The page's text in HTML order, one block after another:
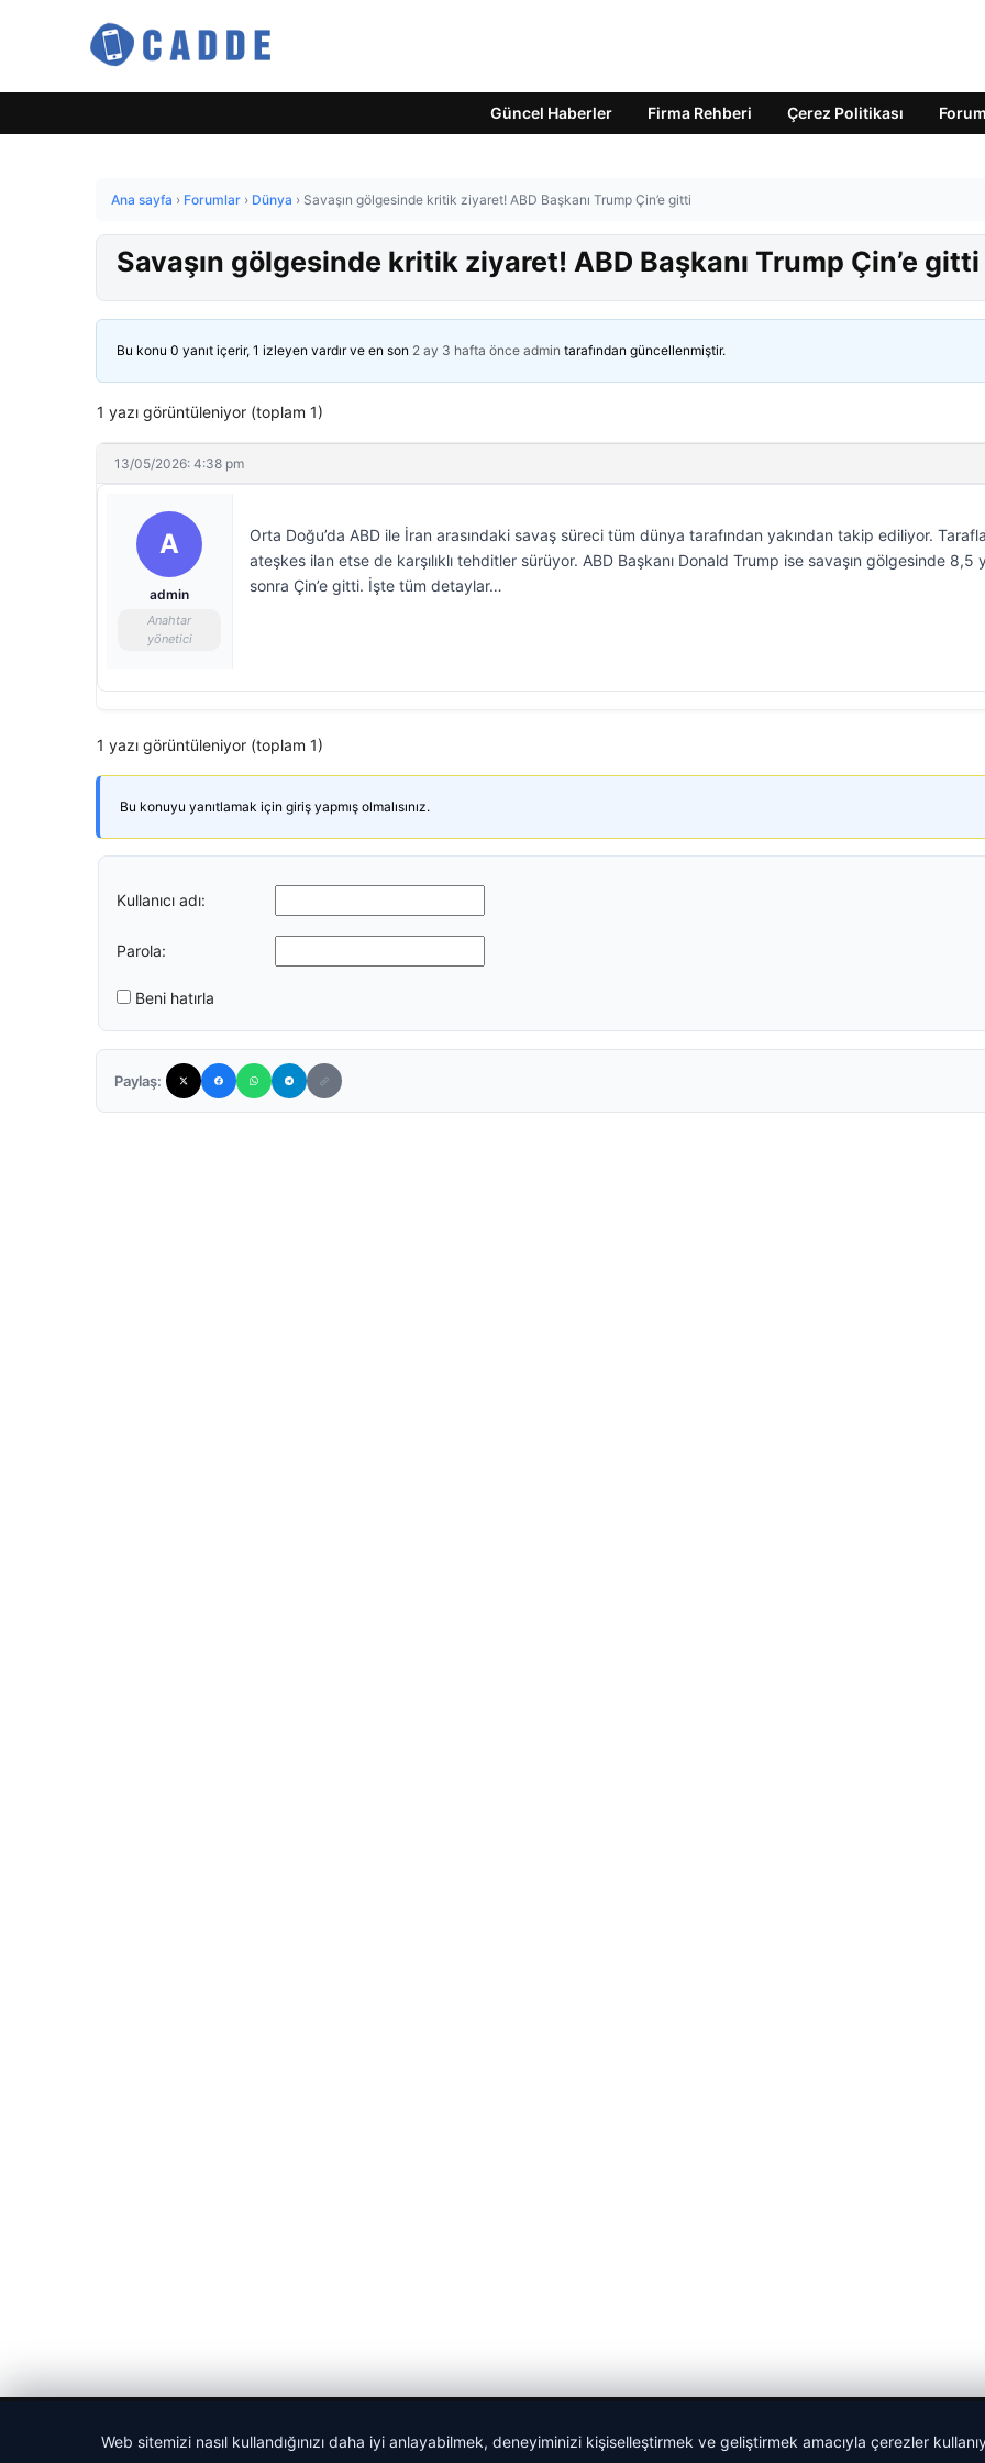
Güncel Haberler Firma Rehberi Çerez Politikası Forum
Ana sayfa › Forumlar › Dünya › Savaşın gölgesinde kritik ziyaret! ABD Başkanı Trump Çin’e gitti
Savaşın gölgesinde kritik ziyaret! ABD Başkanı Trump Çin’e gitti
Bu konu 0 yanıt içerir, 1 izleyen vardır ve en son 2 ay 3 hafta önce admin tarafından güncellenmiştir.
1 yazı görüntüleniyor (toplam 1)
13/05/2026: 4:38 pm
A
admin
Anahtar
yönetici
Orta Doğu’da ABD ile İran arasındaki savaş süreci tüm dünya tarafından yakından takip ediliyor.
ateşkes ilan etse de karşılıklı tehditler sürüyor. ABD Başkanı Donald Trump ise savaşın gölgesinde 8,5
sonra Çin’e gitti. İşte tüm detaylar…
1 yazı görüntüleniyor (toplam 1)
Bu konuyu yanıtlamak için giriş yapmış olmalısınız.
Kullanıcı adı:
Parola:
Beni hatırla
Paylaş:
Web sitemizi nasıl kullandığınızı daha iyi anlayabilmek, deneyiminizi kişiselleştirmek ve geliştirmek amacıyla çerezler